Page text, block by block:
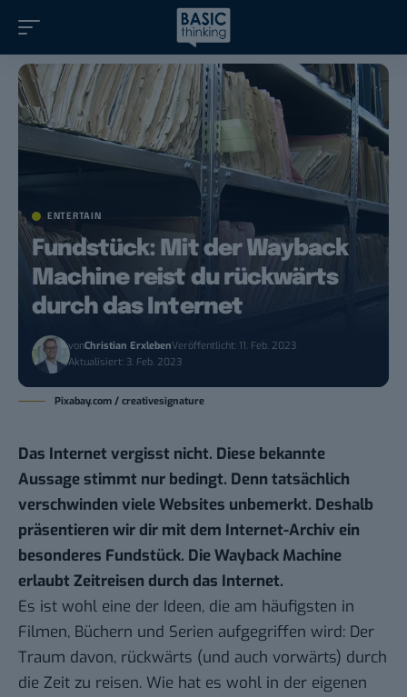
ENTERTAIN
Fundstück: Mit der Wayback
Machine reist du rückwärts
durch das Internet
vonChristian ErxlebenVeröffentlicht: 11. Feb. 2023
Aktualisiert: 3. Feb. 2023
Pixabay.com / creativesignature
Das Internet vergisst nicht. Diese bekannte
Aussage stimmt nur bedingt. Denn tatsächlich
verschwinden viele Websites unbemerkt. Deshalb
präsentieren wir dir mit dem Internet-Archiv ein
besonderes Fundstück. Die Wayback Machine
erlaubt Zeitreisen durch das Internet.
Es ist wohl eine der Ideen, die am häufigsten in
Filmen, Büchern und Serien aufgegriffen wird: Der
Traum davon, rückwärts (und auch vorwärts) durch
die Zeit zu reisen. Wie hat es wohl in der eigenen